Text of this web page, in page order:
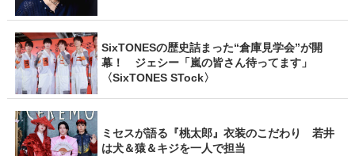
SixTONESの歴史詰まった“倉庫見学会”が開
幕！ ジェシー「嵐の皆さん待ってます」
〈SixTONES STock〉
ミセスが語る『桃太郎』衣装のこだわり 若井
は犬＆猿＆キジを一人で担当